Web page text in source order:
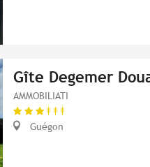
Gîte Degemer
AMMOBILIATI
Guégon